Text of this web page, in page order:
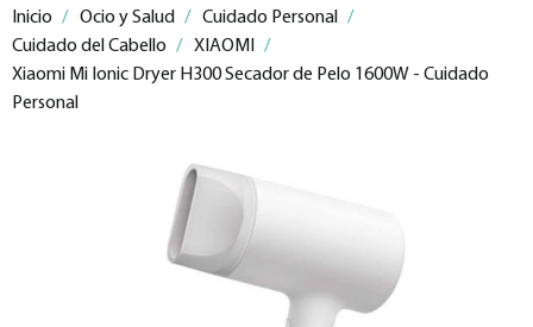
Inicio / Ocio y Salud / Cuidado Personal
/
Cuidado del Cabello / XIAOMI
/
Xiaomi Mi Ionic Dryer H300 Secador de Pelo 1600W - Cuidado
Personal